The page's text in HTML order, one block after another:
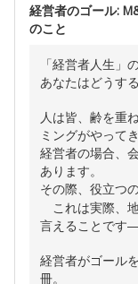
経営者のゴール:
のこと
「経営者人生」
あなたはどうす
人は皆、齢を重
ミングがやってき
経営者の場合、
あります。
その際、役立つ
これは実際、
言えることです
経営者がゴール
冊。